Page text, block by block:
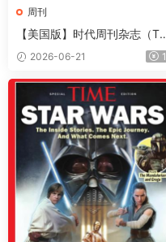
周刊
【美国版】时代周刊杂志（Ti
me）2026年6月22日
2026-06-21 1